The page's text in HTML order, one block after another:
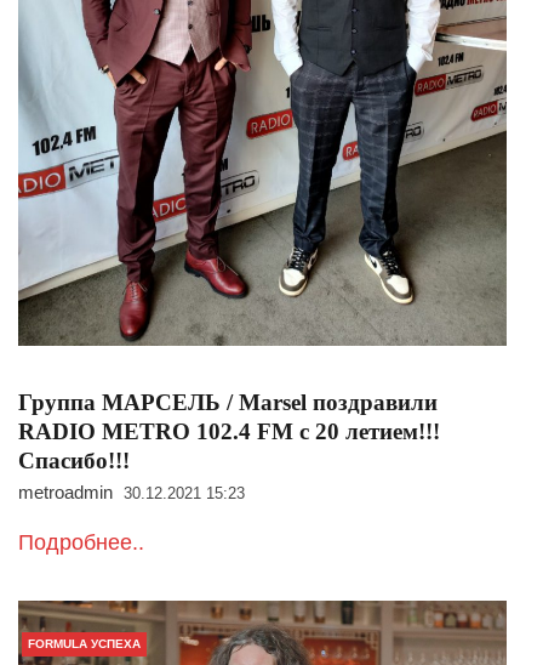
Группа МАРСЕЛЬ / Marsel поздравили
RADIO METRO 102.4 FM с 20 летием!!!
Спасибо!!!
metroadmin 30.12.2021 15:23
Подробнее..
FORMULA УСПЕХА